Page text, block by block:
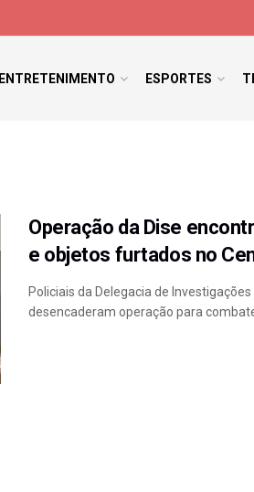
ENTRETENIMENTO ESPORTES
Operação da Dise
e objetos furtados no
Policiais da Delegacia de
desencaderam operação para